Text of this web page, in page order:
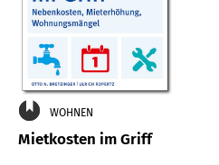
WOHNEN
Mietkosten im Griff